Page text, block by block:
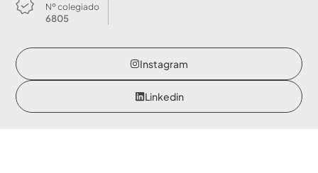
Nº colegiado
6805
Instagram
Linkedin